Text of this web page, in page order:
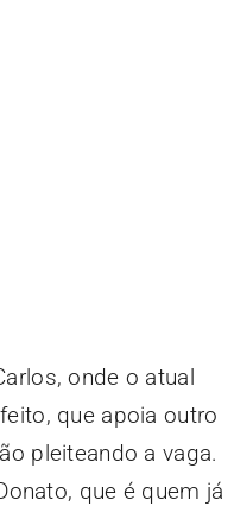
onde o atual
que apoia outro
pleiteando a vaga.
que é quem já